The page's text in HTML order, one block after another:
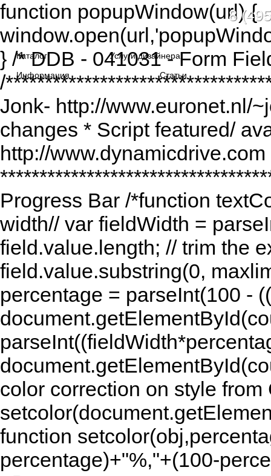
function popupWindow(url) {
} /* DDB - 041031 - Form
/
Jonk- http://www.euronet.nl/
changes * Script featured/
http://
Progress Bar /*function
width// var fieldWidth =
field.value.length; // trim the
field.value.substring(0,
percentage = parseInt(100 -
color correction on style
function
percentage)+"%,"+(100-
8
Каталог
Услуги дизайнера
Информация
Статьи